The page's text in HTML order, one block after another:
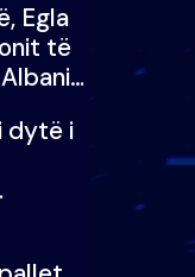
Egla
të
dytë i